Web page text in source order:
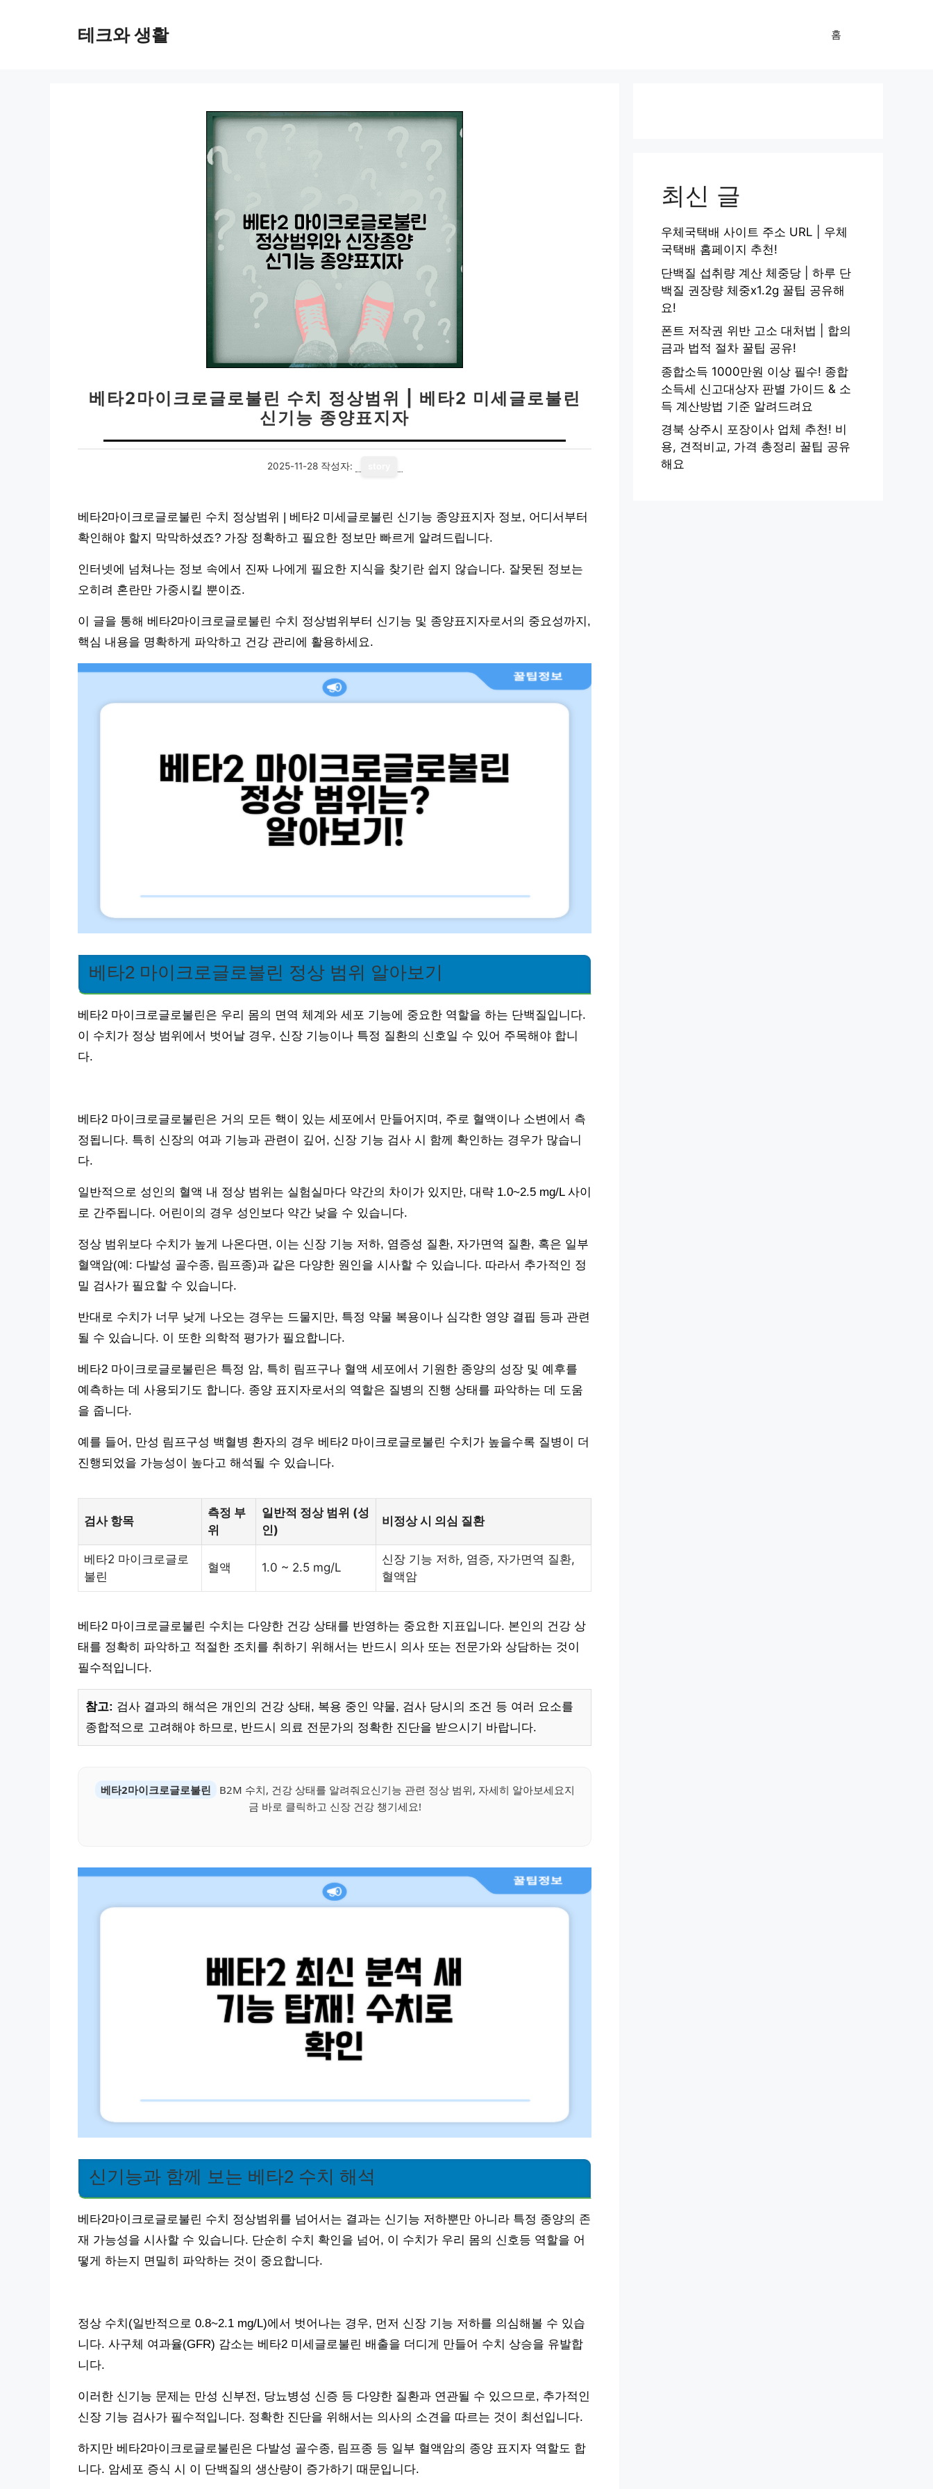
테크와 생활 홈
베타2마이크로글로불린 수치 정상범위 | 베타2 미세글로불린
신기능 종양표지자
2025-11-28 작성자:
베타2마이크로글로불린 수치 정상범위 | 베타2 미세글로불린 신기능 종양표지자 정보, 어디서부터
확인해야 할지 막막하셨죠? 가장 정확하고 필요한 정보만 빠르게 알려드립니다.
인터넷에 넘쳐나는 정보 속에서 진짜 나에게 필요한 지식을 찾기란 쉽지 않습니다. 잘못된 정보는
오히려 혼란만 가중시킬 뿐이죠.
이 글을 통해 베타2마이크로글로불린 수치 정상범위부터 신기능 및 종양표지자로서의 중요성까지,
핵심 내용을 명확하게 파악하고 건강 관리에 활용하세요.
베타2 마이크로글로불린 정상 범위 알아보기
베타2 마이크로글로불린은 우리 몸의 면역 체계와 세포 기능에 중요한 역할을 하는 단백질입니다.
이 수치가 정상 범위에서 벗어날 경우, 신장 기능이나 특정 질환의 신호일 수 있어 주목해야 합니
다.
베타2 마이크로글로불린은 거의 모든 핵이 있는 세포에서 만들어지며, 주로 혈액이나 소변에서 측
정됩니다. 특히 신장의 여과 기능과 관련이 깊어, 신장 기능 검사 시 함께 확인하는 경우가 많습니
다.
일반적으로 성인의 혈액 내 정상 범위는 실험실마다 약간의 차이가 있지만, 대략 1.0~2.5 mg/L 사이
로 간주됩니다. 어린이의 경우 성인보다 약간 낮을 수 있습니다.
정상 범위보다 수치가 높게 나온다면, 이는 신장 기능 저하, 염증성 질환, 자가면역 질환, 혹은 일부
혈액암(예: 다발성 골수종, 림프종)과 같은 다양한 원인을 시사할 수 있습니다. 따라서 추가적인 정
밀 검사가 필요할 수 있습니다.
반대로 수치가 너무 낮게 나오는 경우는 드물지만, 특정 약물 복용이나 심각한 영양 결핍 등과 관련
될 수 있습니다. 이 또한 의학적 평가가 필요합니다.
베타2 마이크로글로불린은 특정 암, 특히 림프구나 혈액 세포에서 기원한 종양의 성장 및 예후를
예측하는 데 사용되기도 합니다. 종양 표지자로서의 역할은 질병의 진행 상태를 파악하는 데 도움
을 줍니다.
예를 들어, 만성 림프구성 백혈병 환자의 경우 베타2 마이크로글로불린 수치가 높을수록 질병이 더
진행되었을 가능성이 높다고 해석될 수 있습니다.
검사 항목
측정 부
위
일반적 정상 범위 (성
인)
비정상 시 의심 질환
베타2 마이크로글로
불린
혈액 1.0 ~ 2.5 mg/L
신장 기능 저하, 염증, 자가면역 질환,
혈액암
베타2 마이크로글로불린 수치는 다양한 건강 상태를 반영하는 중요한 지표입니다. 본인의 건강 상
태를 정확히 파악하고 적절한 조치를 취하기 위해서는 반드시 의사 또는 전문가와 상담하는 것이
필수적입니다.
참고: 검사 결과의 해석은 개인의 건강 상태, 복용 중인 약물, 검사 당시의 조건 등 여러 요소를
종합적으로 고려해야 하므로, 반드시 의료 전문가의 정확한 진단을 받으시기 바랍니다.
베타2마이크로글로불린
B2M 수치, 건강 상태를 알려줘요신기능 관련 정상 범위, 자세히 알아보세요지
금 바로 클릭하고 신장 건강 챙기세요!
신기능과 함께 보는 베타2 수치 해석
베타2마이크로글로불린 수치 정상범위를 넘어서는 결과는 신기능 저하뿐만 아니라 특정 종양의 존
재 가능성을 시사할 수 있습니다. 단순히 수치 확인을 넘어, 이 수치가 우리 몸의 신호등 역할을 어
떻게 하는지 면밀히 파악하는 것이 중요합니다.
정상 수치(일반적으로 0.8~2.1 mg/L)에서 벗어나는 경우, 먼저 신장 기능 저하를 의심해볼 수 있습
니다. 사구체 여과율(GFR) 감소는 베타2 미세글로불린 배출을 더디게 만들어 수치 상승을 유발합
니다.
이러한 신기능 문제는 만성 신부전, 당뇨병성 신증 등 다양한 질환과 연관될 수 있으므로, 추가적인
신장 기능 검사가 필수적입니다. 정확한 진단을 위해서는 의사의 소견을 따르는 것이 최선입니다.
하지만 베타2마이크로글로불린은 다발성 골수종, 림프종 등 일부 혈액암의 종양 표지자 역할도 합
니다. 암세포 증식 시 이 단백질의 생산량이 증가하기 때문입니다.
최신 글
우체국택배 사이트 주소 URL | 우체
국택배 홈페이지 추천!
단백질 섭취량 계산 체중당 | 하루 단
백질 권장량 체중x1.2g 꿀팁 공유해
요!
폰트 저작권 위반 고소 대처법 | 합의
금과 법적 절차 꿀팁 공유!
종합소득 1000만원 이상 필수! 종합
소득세 신고대상자 판별 가이드 & 소
득 계산방법 기준 알려드려요
경북 상주시 포장이사 업체 추천! 비
용, 견적비교, 가격 총정리 꿀팁 공유
해요